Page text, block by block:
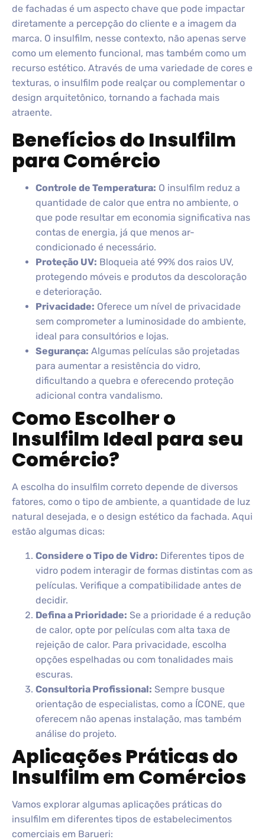
de fachadas é um aspecto chave que pode impactar
diretamente a percepção do cliente e a imagem da
marca. O insulfilm, nesse contexto, não apenas serve
como um elemento funcional, mas também como um
recurso estético. Através de uma variedade de cores e
texturas, o insulfilm pode realçar ou complementar o
design arquitetônico, tornando a fachada mais
atraente.
Benefícios do Insulfilm
para Comércio
Controle de Temperatura: O insulfilm reduz a
quantidade de calor que entra no ambiente, o
que pode resultar em economia significativa nas
contas de energia, já que menos ar-
condicionado é necessário.
Proteção UV: Bloqueia até 99% dos raios UV,
protegendo móveis e produtos da descoloração
e deterioração.
Privacidade: Oferece um nível de privacidade
sem comprometer a luminosidade do ambiente,
ideal para consultórios e lojas.
Segurança: Algumas películas são projetadas
para aumentar a resistência do vidro,
dificultando a quebra e oferecendo proteção
adicional contra vandalismo.
Como Escolher o
Insulfilm Ideal para seu
Comércio?
A escolha do insulfilm correto depende de diversos
fatores, como o tipo de ambiente, a quantidade de luz
natural desejada, e o design estético da fachada. Aqui
estão algumas dicas:
Considere o Tipo de Vidro: Diferentes tipos de
vidro podem interagir de formas distintas com as
películas. Verifique a compatibilidade antes de
decidir.
Defina a Prioridade: Se a prioridade é a redução
de calor, opte por películas com alta taxa de
rejeição de calor. Para privacidade, escolha
opções espelhadas ou com tonalidades mais
escuras.
Consultoria Profissional: Sempre busque
orientação de especialistas, como a ÍCONE, que
oferecem não apenas instalação, mas também
análise do projeto.
Aplicações Práticas do
Insulfilm em Comércios
Vamos explorar algumas aplicações práticas do
insulfilm em diferentes tipos de estabelecimentos
comerciais em Barueri: